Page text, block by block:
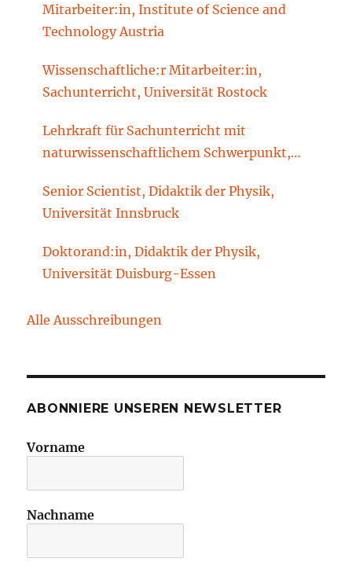
Mitarbeiter:in, Institute of Science and
Technology Austria
Wissenschaftliche:r Mitarbeiter:in,
Sachunterricht, Universität Rostock
Lehrkraft für Sachunterricht mit
naturwissenschaftlichem Schwerpunkt,
Technische Universität Cottbus-Senftenberg
Senior Scientist, Didaktik der Physik,
Universität Innsbruck
Doktorand:in, Didaktik der Physik,
Universität Duisburg-Essen
Alle Ausschreibungen
ABONNIERE UNSEREN NEWSLETTER
Vorname
Nachname